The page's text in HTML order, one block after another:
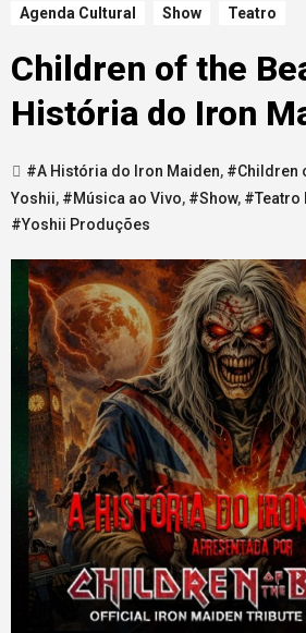
Agenda Cultural Show Teatro
Children of the
História do Iron
#A História do Iron Maiden, #Children
Yoshii, #Música ao Vivo, #Show, #Teatro
#Yoshii Produções